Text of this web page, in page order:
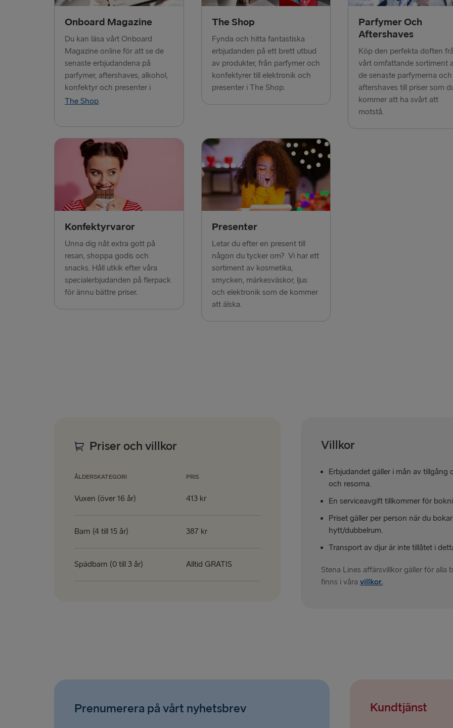
RESTEN AV
Belfast →
Belfast →
Hoek van
Holyhead
Onboard Magazine
Du kan läsa vårt Onboard
Magazine online för att se de
senaste erbjudandena på
parfymer, aftershaves, alkohol,
konfektyr och presenter i
The Shop.
The Shop
Fynda och hitta fantastiska
erbjudanden på ett brett utbud
av produkter, från parfymer och
konfektyrer till elektronik och
presenter i The Shop.
Parfymer Och
Aftershaves
Köp den perfekta doften
vårt omfattande sortiment
de senaste parfymerna och
aftershaves till priser som
kommer att ha svårt att
motstå.
Konfektyrvaror
Unna dig nåt extra gott på
resan, shoppa godis och
snacks. Håll utkik efter våra
specialerbjudanden på flerpack
för ännu bättre priser.
Presenter
Letar du efter en present till
någon du tycker om? Vi har ett
sortiment av kosmetika,
smycken, märkesväskor, ljus
och elektronik som de kommer
att älska.
Priser och villkor
ÅLDERSKATEGORI PRIS
Vuxen (över 16 år) 413 kr
Barn (4 till 15 år) 387 kr
Spädbarn (0 till 3 år) Alltid GRATIS
Villkor
Erbjudandet gäller i mån av tillgång
och resorna.
En serviceavgift tillkommer för
Priset gäller per person när du
hytt/dubbelrum.
Transport av djur är inte tillåtet i
Stena Lines affärsvillkor gäller för alla
finns i våra villkor.
Prenumerera på vårt nyhetsbrev Kundtjänst